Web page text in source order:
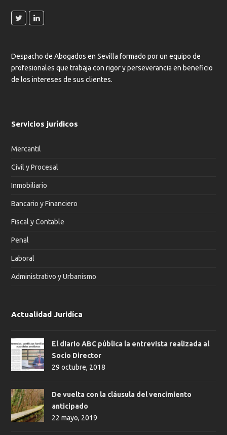
Despacho de Abogados en Sevilla formado por un equipo de
profesionales que trabaja con rigor y perseverancia en beneficio
de los intereses de sus clientes.
Servicios jurídicos
Mercantil
Civil y Procesal
Inmobiliario
Bancario y Financiero
Fiscal y Contable
Penal
Laboral
Administrativo y Urbanismo
Actualidad Juridíca
El diario ABC pública la entrevista realizada al
Socio Director
29 octubre, 2018
De vuelta con la cláusula del vencimiento
anticipado
22 mayo, 2019